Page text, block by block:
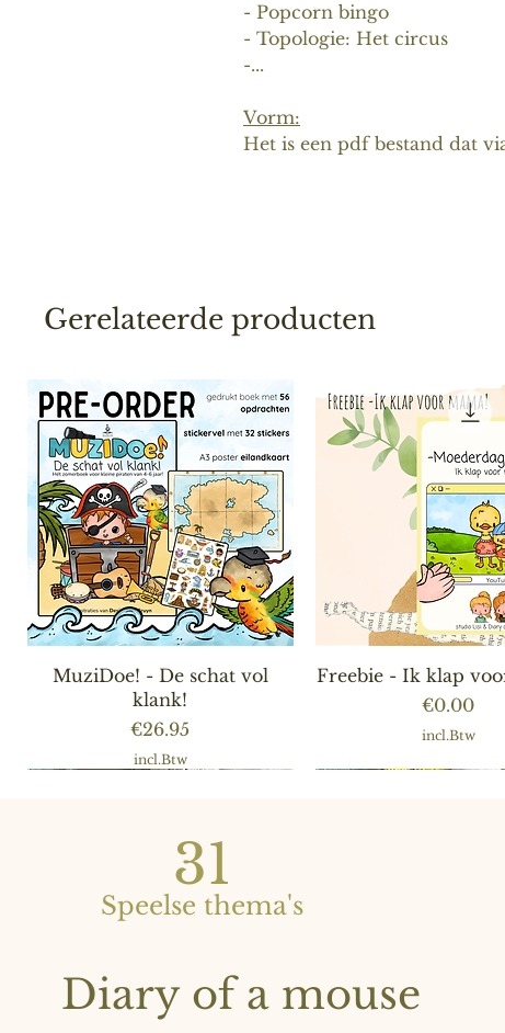
- Popcorn bingo
- Topologie: Het circus
-...
Vorm:
Het is een pdf bestand dat
Gerelateerde producten
Snel overzicht
MuziDoe! - De schat vol
klank!
Prijs
€26.95
incl.Btw
Snel overzicht
Freebie - Ik klap
Prijs
€0.00
incl.Btw
Speelse thema's
31
Diary of a mouse